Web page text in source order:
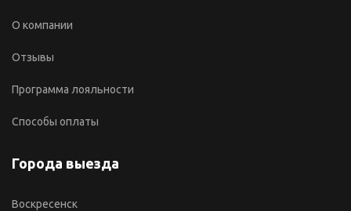
О компании
Отзывы
Программа лояльности
Способы оплаты
Города выезда
Воскресенск